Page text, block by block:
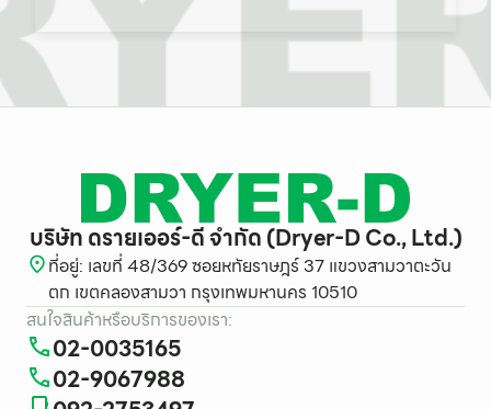
บริษัท ดรายเออร์-ดี จำกัด (Dryer-D Co., Ltd.)
ที่อยู่: เลขที่ 48/369 ซอยหทัยราษฎร์ 37 แขวงสามวาตะวัน
ตก เขตคลองสามวา กรุงเทพมหานคร 10510
สนใจสินค้าหรือบริการของเรา:
02-0035165
02-9067988